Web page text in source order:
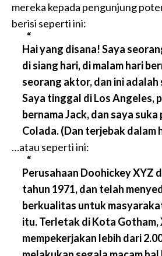
mereka kepada pengunjung
berisi seperti ini:
Hai yang disana! Saya
di siang hari, di malam hari
seorang aktor, dan ini adalah
Saya tinggal di Los Angeles,
bernama Jack, dan saya suka
Colada. (Dan terjebak dalam
…atau seperti ini:
Perusahaan Doohickey XYZ
tahun 1971, dan telah
berkualitas untuk
itu. Terletak di Kota Gotham,
mempekerjakan lebih dari